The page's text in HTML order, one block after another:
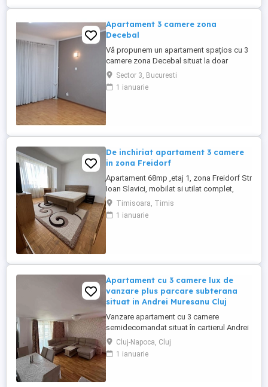
PREZENTARE YOUTUBE: youtu.be
Apartament 3 camere zona
Decebal
Vă propunem un apartament spațios cu 3
camere zona Decebal situat la doar
câteva minute de stația de metrou Piața
Muncii și la 20 de minute de Piața Unirii.
Acesta este localizat la etajul 1 dintr-un
Sector 3, Bucuresti
1 ianuarie
De inchiriat apartament 3 camere
in zona Freidorf
Apartament 68mp ,etaj 1, zona Freidorf Str
Ioan Slavici, mobilat si utilat complet,
spatios, curat. Se inchiriaza pe termen
lung.
Timisoara, Timis
1 ianuarie
Apartament cu 3 camere lux de
vanzare plus parcare subterana
situat in Andrei Muresanu Cluj
Vanzare apartament cu 3 camere
semidecomandat situat în cartierul Andrei
Mureșanu una dintre cele mai căutate și
liniștite zone din Cluj-Napoca.
Apartamentul are o suprafata utila de 74
Cluj-Napoca, Cluj
1 ianuarie